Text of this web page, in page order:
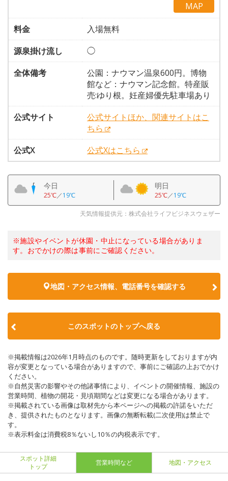
MAP
料金
入場無料
源泉掛け流し
◯
全体備考
公園：ナウマン温泉600円。博物
館など：ナウマン記念館。特産販
売:ゆり根。妊産婦優先駐車場あり
公式サイト
公式サイトほか、関連サイトはこ
ちら
公式X
公式Xはこちら
今日
25℃／19℃
明日
25℃／19℃
天気情報提供元：株式会社ライフビジネスウェザー
※施設やイベントが休園・中止になっている場合がありま
す。おでかけの際は事前にご確認ください。
地図・アクセス情報、電話番号を確認する
このスポットのトップへ戻る
※掲載情報は2026年1月時点のものです。随時更新をしておりますが内
容が変更となっている場合がありますので、事前にご確認の上おでかけ
ください。
※自然災害の影響やその他諸事情により、イベントの開催情報、施設の
営業時間、植物の開花・見頃期間などは変更になる場合があります。
※掲載されている画像は取材先から本ページへの掲載の許諾をいただ
き、提供されたものとなります。画像の無断転載(二次使用)は禁止で
す。
※表示料金は消費税8％ないし10％の内税表示です。
スポット詳細
トップ
営業時間など 地図・アクセス